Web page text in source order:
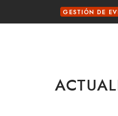
GESTIÓN DE